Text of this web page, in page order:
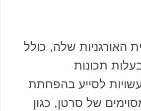
האורגניות שלה, כולל
תכונות
לסייע בהפחתת
של סרטן, כגון